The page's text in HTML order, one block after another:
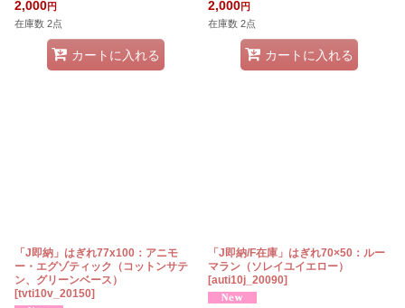
2,000円
在庫数 2点
カートに入れる
2,000円
在庫数 2点
カートに入れる
「J即納」はぎれ77x100：アニモ
ー・エグゾティック（コットンサテ
ン、グリーンベース）
[tvti10v_20150]
「J即納/F在庫」はぎれ70×50：ルー
マラン（ソレイユイエロー）
[auti10j_20090]